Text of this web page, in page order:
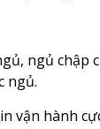
ngủ chập
ngủ.
vận hành